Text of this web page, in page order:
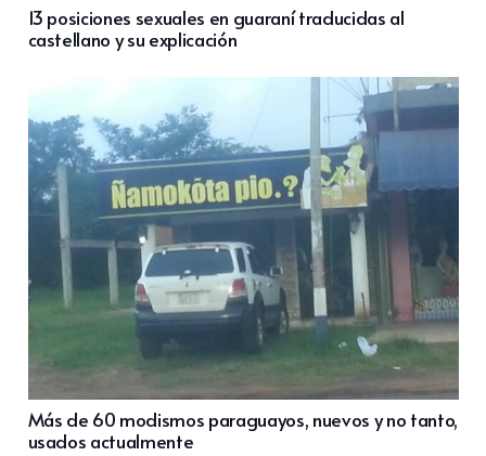
13 posiciones sexuales en guaraní traducidas al
castellano y su explicación
Más de 60 modismos paraguayos, nuevos y no tanto,
usados actualmente